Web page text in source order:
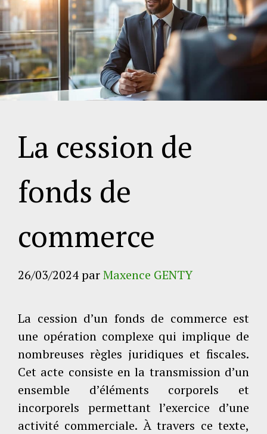
La cession de
fonds de
commerce
26/03/2024parMaxence GENTY
La cession d’un fonds de commerce est
une opération complexe qui implique de
nombreuses règles juridiques et fiscales.
Cet acte consiste en la transmission d’un
ensemble d’éléments corporels et
incorporels permettant l’exercice d’une
activité commerciale. À travers ce texte,